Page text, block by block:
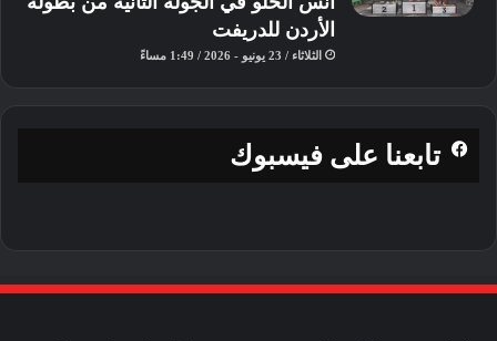
الأردن للدريفت
الثلاثاء / 23 يونيو - 2026 / 1:49 مساءً
تابعنا على فيسبوك